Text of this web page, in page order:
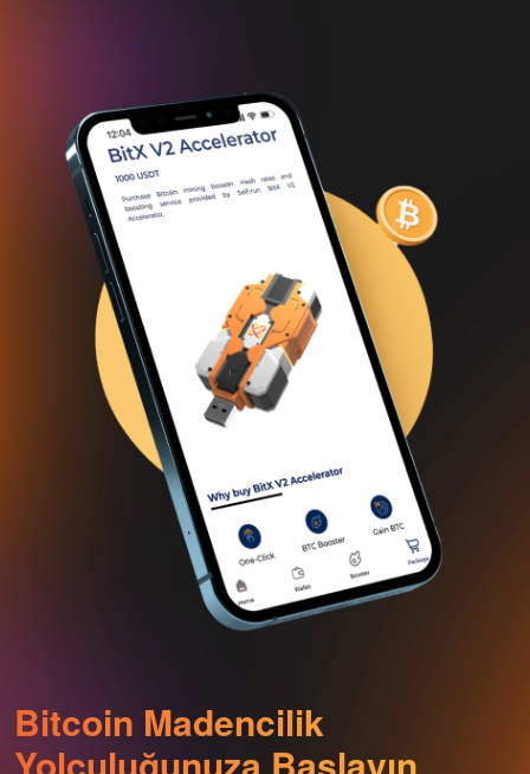
Bitcoin Madencilik
Yolculuğunuza Başlayın